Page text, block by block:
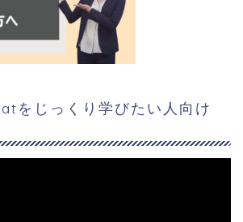
をじっくり学びたい人向け